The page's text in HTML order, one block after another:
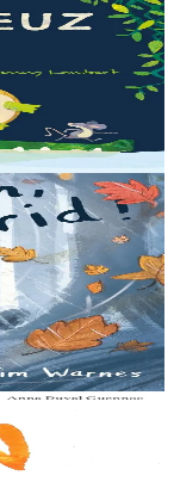
la nuit tombe...
! Ses amis ont
une forteresse
qui adore jouer